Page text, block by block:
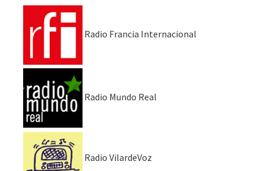
Radio Francia Internacional
Radio Mundo Real
Radio VilardeVoz